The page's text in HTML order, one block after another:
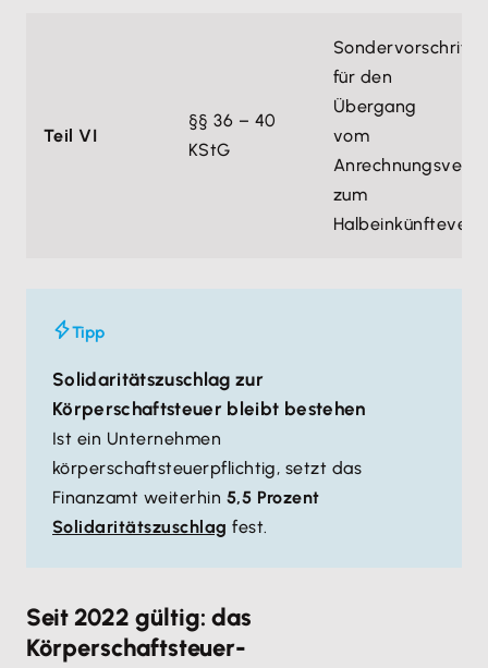
Teil VI
§§ 36 – 40
KStG
für den
Übergang
vom
zum
Tipp
Solidaritätszuschlag zur
Körperschaftsteuer bleibt bestehen
Ist ein Unternehmen
körperschaftsteuerpflichtig, setzt das
Finanzamt weiterhin 5,5 Prozent
Solidaritätszuschlag fest.
Seit 2022 gültig: das
Körperschaftsteuer-